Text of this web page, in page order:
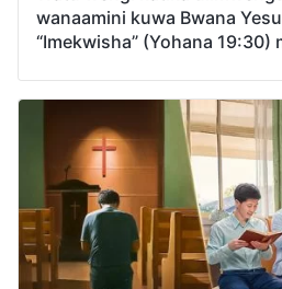
wanaamini kuwa Bwana
“Imekwisha” (Yohana 19:30)
kwamba Bwana amerejea
ukweli na kufanya kazi ya
nyumba ya Mungu ili
kabisa. Kwa hiyo ni kwa njia
kuelewa kazi ya Mungu ya
Hatuko dhahiri juu ya
kwa hiyo tafadhali shiriki hili